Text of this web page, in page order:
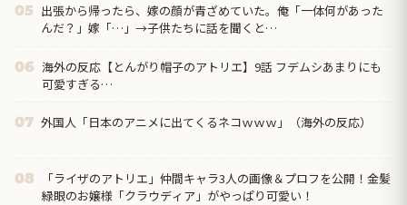
05 出張から帰ったら、嫁の顔が青ざめていた。俺「一体何があった
んだ？」嫁「…」→子供たちに話を聞くと…
06 海外の反応【とんがり帽子のアトリエ】9話 フデムシあまりにも
可愛すぎる…
07 外国人「日本のアニメに出てくるネコｗｗｗ」（海外の反応）
08
「ライザのアトリエ」仲間キャラ3人の画像＆プロフを公開！金髪
緑眼のお嬢様「クラウディア」がやっぱり可愛い！